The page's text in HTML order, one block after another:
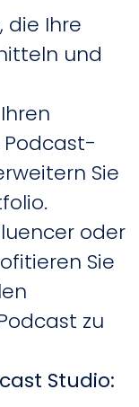
die Ihre
und
Podcast-
Sie
oder
Sie
zu
Studio: